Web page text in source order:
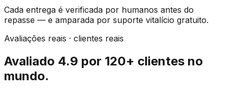
Cada entrega é verificada por humanos antes do
repasse — e amparada por suporte vitalício gratuito.
Avaliações reais · clientes reais
Avaliado 4.9 por 120+ clientes no
mundo.